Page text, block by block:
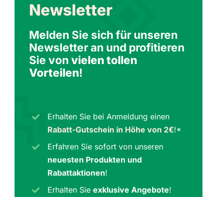
Newsletter
Melden Sie sich für unseren
Newsletter an und profitieren
Sie von vielen tollen
Vorteilen!
Erhalten Sie bei Anmeldung einen
Rabatt-Gutschein in Höhe von 2€!*
Erfahren Sie sofort von unseren
neuesten Produkten und
Rabattaktionen!
Erhalten Sieexklusive Angebote!